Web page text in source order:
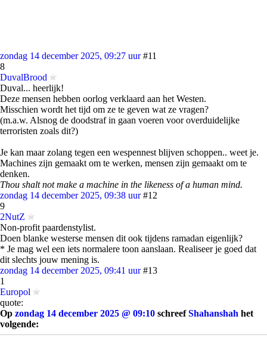
zondag 14 december 2025, 09:27 uur #11
8
DuvalBrood
Duval... heerlijk!
Deze mensen hebben oorlog verklaard aan het Westen.
Misschien wordt het tijd om ze te geven wat ze vragen?
(m.a.w. Alsnog de doodstraf in gaan voeren voor overduidelijke
terroristen zoals dit?)
Je kan maar zolang tegen een wespennest blijven schoppen.. weet je.
Machines zijn gemaakt om te werken, mensen zijn gemaakt om te
denken.
Thou shalt not make a machine in the likeness of a human mind.
zondag 14 december 2025, 09:38 uur #12
9
2NutZ
Non-profit paardenstylist.
Doen blanke westerse mensen dit ook tijdens ramadan eigenlijk?
* Je mag wel een iets normalere toon aanslaan. Realiseer je goed dat
dit slechts jouw mening is.
zondag 14 december 2025, 09:41 uur #13
1
Europol
quote:
Op zondag 14 december 2025 @ 09:10 schreefShahanshah het
volgende: